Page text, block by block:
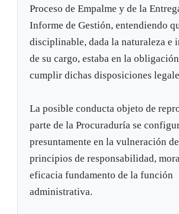
Proceso de Empalme y de la
Informe de Gestión, entendiendo
disciplinable, dada la naturaleza e
de su cargo, estaba en la
cumplir dichas disposiciones
La posible conducta objeto de
parte de la Procuraduría se
presuntamente en la vulneración
principios de responsabilidad,
eficacia fundamento de la función
administrativa.